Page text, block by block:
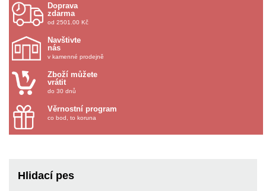
Doprava
zdarma
od 2501.00 Kč
Navštivte
nás
v kamenné prodejně
Zboží můžete
vrátit
do 30 dnů
Věrnostní program
co bod, to koruna
Hlidací pes